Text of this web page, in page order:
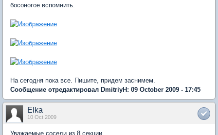
босоногое вспомнить.
На сегодня пока все. Пишите, придем заснимем.
Сообщение отредактировал DmitriyH: 09 October 2009 - 17:45
Elka
10 Oct 2009
Уважаемые соседи из 8 секции.